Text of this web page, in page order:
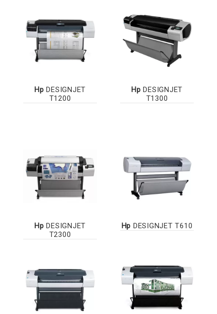
Hp DESIGNJET
T1200
Hp DESIGNJET
T1300
Hp DESIGNJET
T2300
Hp DESIGNJET T610